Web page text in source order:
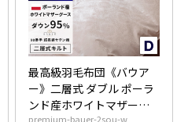
最高級羽毛布団《バウア
ー》二層式 ダブル ポーラ
ンド産ホワイトマザーグ
premium-bauer-2sou-w